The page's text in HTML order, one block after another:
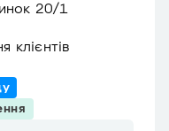
20/1
клієнтів